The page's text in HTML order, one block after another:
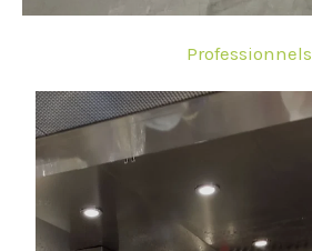
Professionnels